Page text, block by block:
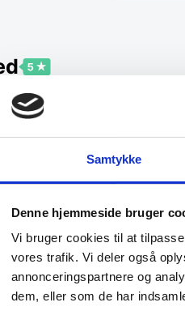
Samtykke
Denne hjemmeside bruger
Vi bruger cookies til at
vores trafik. Vi deler også
annonceringspartnere og
dem, eller som de har
hjælpsom
Steffen